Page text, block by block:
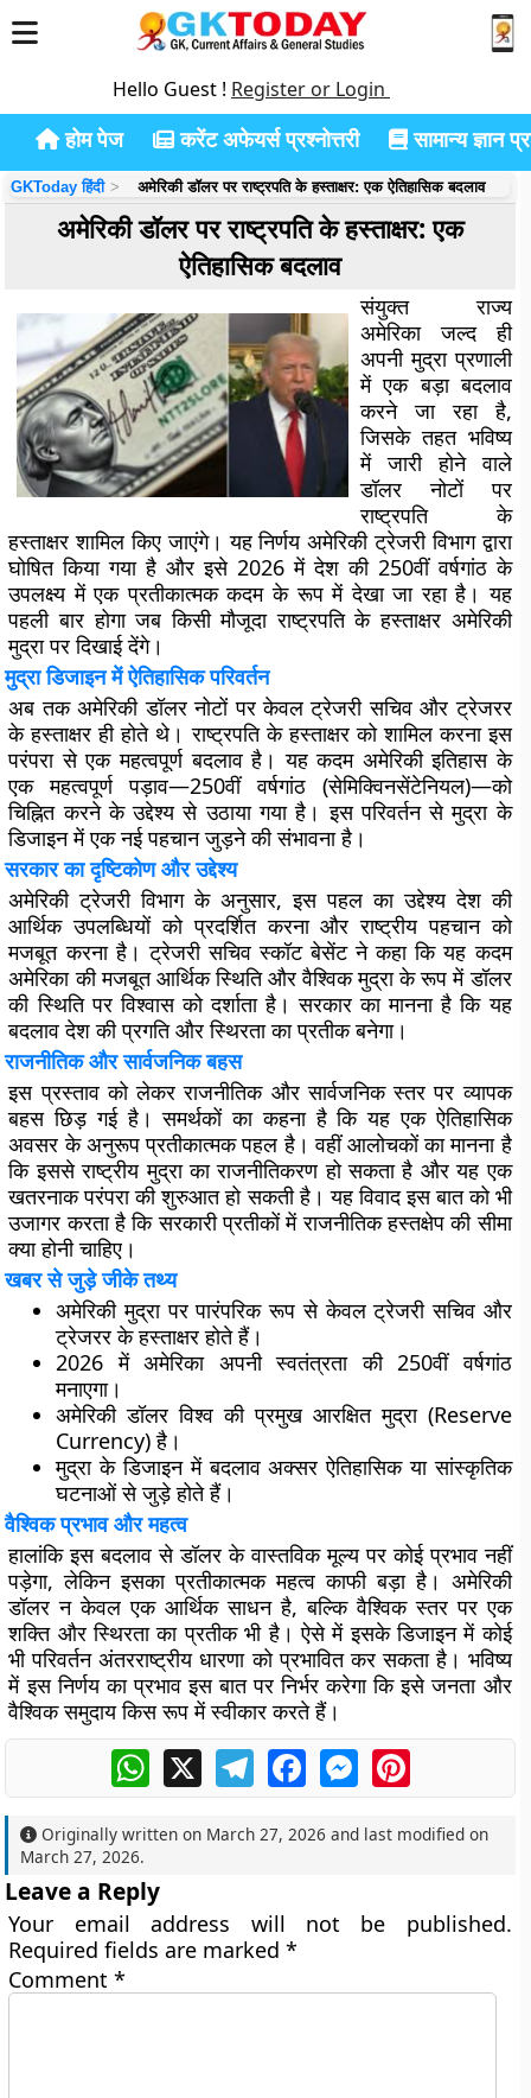
Hello Guest ! Register or Login
होम पेज करेंट अफेयर्स प्रश्नोत्तरी सामान्य ज्ञान
GKToday हिंदी अमेरिकी डॉलर पर राष्ट्रपति के हस्ताक्षर: एक ऐतिहासिक बदलाव
अमेरिकी डॉलर पर राष्ट्रपति के हस्ताक्षर: एक
ऐतिहासिक बदलाव
संयुक्त राज्य
अमेरिका जल्द ही
अपनी मुद्रा प्रणाली
में एक बड़ा बदलाव
करने जा रहा है,
जिसके तहत भविष्य
में जारी होने वाले
डॉलर नोटों पर
राष्ट्रपति के
हस्ताक्षर शामिल किए जाएंगे। यह निर्णय अमेरिकी ट्रेजरी विभाग द्वारा
घोषित किया गया है और इसे 2026 में देश की 250वीं वर्षगांठ के
उपलक्ष्य में एक प्रतीकात्मक कदम के रूप में देखा जा रहा है। यह
पहली बार होगा जब किसी मौजूदा राष्ट्रपति के हस्ताक्षर अमेरिकी
मुद्रा पर दिखाई देंगे।
मुद्रा डिजाइन में ऐतिहासिक परिवर्तन
अब तक अमेरिकी डॉलर नोटों पर केवल ट्रेजरी सचिव और ट्रेजरर
के हस्ताक्षर ही होते थे। राष्ट्रपति के हस्ताक्षर को शामिल करना इस
परंपरा से एक महत्वपूर्ण बदलाव है। यह कदम अमेरिकी इतिहास के
एक महत्वपूर्ण पड़ाव—250वीं वर्षगांठ (सेमिक्विनसेंटेनियल)—को
चिह्नित करने के उद्देश्य से उठाया गया है। इस परिवर्तन से मुद्रा के
डिजाइन में एक नई पहचान जुड़ने की संभावना है।
सरकार का दृष्टिकोण और उद्देश्य
अमेरिकी ट्रेजरी विभाग के अनुसार, इस पहल का उद्देश्य देश की
आर्थिक उपलब्धियों को प्रदर्शित करना और राष्ट्रीय पहचान को
मजबूत करना है। ट्रेजरी सचिव स्कॉट बेसेंट ने कहा कि यह कदम
अमेरिका की मजबूत आर्थिक स्थिति और वैश्विक मुद्रा के रूप में डॉलर
की स्थिति पर विश्वास को दर्शाता है। सरकार का मानना है कि यह
बदलाव देश की प्रगति और स्थिरता का प्रतीक बनेगा।
राजनीतिक और सार्वजनिक बहस
इस प्रस्ताव को लेकर राजनीतिक और सार्वजनिक स्तर पर व्यापक
बहस छिड़ गई है। समर्थकों का कहना है कि यह एक ऐतिहासिक
अवसर के अनुरूप प्रतीकात्मक पहल है। वहीं आलोचकों का मानना है
कि इससे राष्ट्रीय मुद्रा का राजनीतिकरण हो सकता है और यह एक
खतरनाक परंपरा की शुरुआत हो सकती है। यह विवाद इस बात को भी
उजागर करता है कि सरकारी प्रतीकों में राजनीतिक हस्तक्षेप की सीमा
क्या होनी चाहिए।
खबर से जुड़े जीके तथ्य
अमेरिकी मुद्रा पर पारंपरिक रूप से केवल ट्रेजरी सचिव और
ट्रेजरर के हस्ताक्षर होते हैं।
2026 में अमेरिका अपनी स्वतंत्रता की 250वीं वर्षगांठ
मनाएगा।
अमेरिकी डॉलर विश्व की प्रमुख आरक्षित मुद्रा (Reserve
Currency) है।
मुद्रा के डिजाइन में बदलाव अक्सर ऐतिहासिक या सांस्कृतिक
घटनाओं से जुड़े होते हैं।
वैश्विक प्रभाव और महत्व
हालांकि इस बदलाव से डॉलर के वास्तविक मूल्य पर कोई प्रभाव नहीं
पड़ेगा, लेकिन इसका प्रतीकात्मक महत्व काफी बड़ा है। अमेरिकी
डॉलर न केवल एक आर्थिक साधन है, बल्कि वैश्विक स्तर पर एक
शक्ति और स्थिरता का प्रतीक भी है। ऐसे में इसके डिजाइन में कोई
भी परिवर्तन अंतरराष्ट्रीय धारणा को प्रभावित कर सकता है। भविष्य
में इस निर्णय का प्रभाव इस बात पर निर्भर करेगा कि इसे जनता और
वैश्विक समुदाय किस रूप में स्वीकार करते हैं।
WhatsApp
X TelegramFacebookMessengerPinterest
Originally written on March 27, 2026 and last modified on
March 27, 2026.
Leave a Reply
Your email address will not be published.
Required fields are marked*
Comment*